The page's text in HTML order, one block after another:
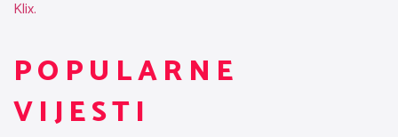
Klix.
POPULARNE
VIJESTI